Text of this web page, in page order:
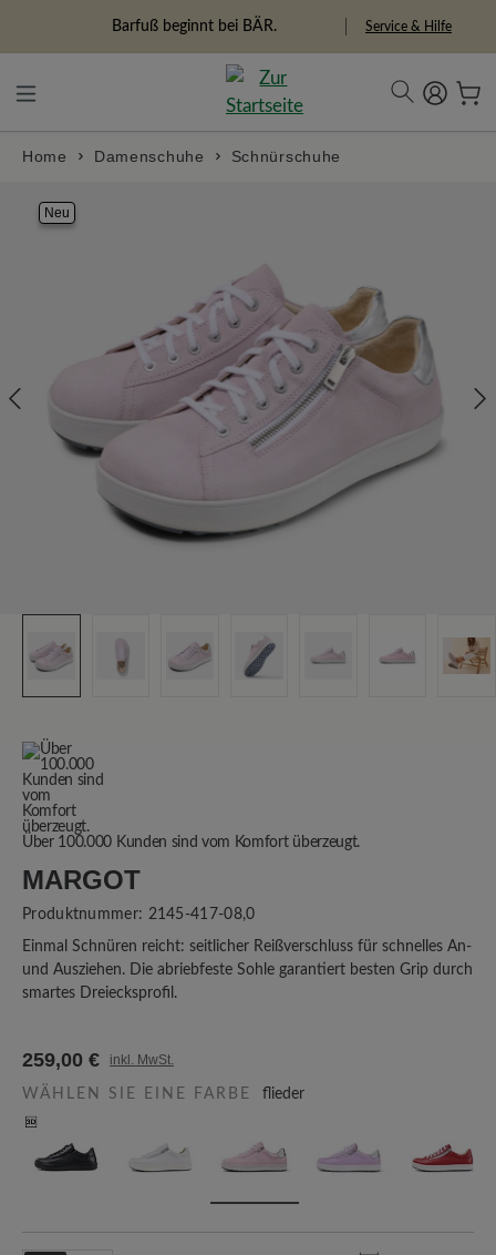
Freiheitspioniere Service & Hilfe
Home Damenschuhe Schnürschuhe
Neu
Über 100.000 Kunden sind vom Komfort überzeugt.
MARGOT
Produktnummer: 2145-417-08,0
Einmal Schnüren reicht: seitlicher Reißverschluss für schnelles An-
und Ausziehen. Die abriebfeste Sohle garantiert besten Grip durch
smartes Dreiecksprofil.
259,00 € inkl. MwSt.
WÄHLEN SIE EINE FARBE flieder